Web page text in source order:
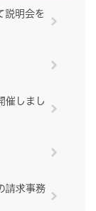
説明会を
催しまし
請求事務